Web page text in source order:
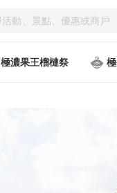
極濃果王榴槤祭